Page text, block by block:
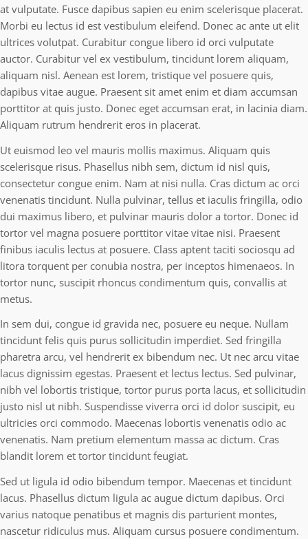
at vulputate. Fusce dapibus sapien eu enim scelerisque placerat.
Morbi eu lectus id est vestibulum eleifend. Donec ac ante ut elit
ultrices volutpat. Curabitur congue libero id orci vulputate
auctor. Curabitur vel ex vestibulum, tincidunt lorem aliquam,
aliquam nisl. Aenean est lorem, tristique vel posuere quis,
dapibus vitae augue. Praesent sit amet enim et diam accumsan
porttitor at quis justo. Donec eget accumsan erat, in lacinia diam.
Aliquam rutrum hendrerit eros in placerat.
Ut euismod leo vel mauris mollis maximus. Aliquam quis
scelerisque risus. Phasellus nibh sem, dictum id nisl quis,
consectetur congue enim. Nam at nisi nulla. Cras dictum ac orci
venenatis tincidunt. Nulla pulvinar, tellus et iaculis fringilla, odio
dui maximus libero, et pulvinar mauris dolor a tortor. Donec id
tortor vel magna posuere porttitor vitae vitae nisi. Praesent
finibus iaculis lectus at posuere. Class aptent taciti sociosqu ad
litora torquent per conubia nostra, per inceptos himenaeos. In
tortor nunc, suscipit rhoncus condimentum quis, convallis at
metus.
In sem dui, congue id gravida nec, posuere eu neque. Nullam
tincidunt felis quis purus sollicitudin imperdiet. Sed fringilla
pharetra arcu, vel hendrerit ex bibendum nec. Ut nec arcu vitae
lacus dignissim egestas. Praesent et lectus lectus. Sed pulvinar,
nibh vel lobortis tristique, tortor purus porta lacus, et sollicitudin
justo nisl ut nibh. Suspendisse viverra orci id dolor suscipit, eu
ultricies orci commodo. Maecenas lobortis venenatis odio ac
venenatis. Nam pretium elementum massa ac dictum. Cras
blandit lorem et tortor tincidunt feugiat.
Sed ut ligula id odio bibendum tempor. Maecenas et tincidunt
lacus. Phasellus dictum ligula ac augue dictum dapibus. Orci
varius natoque penatibus et magnis dis parturient montes,
nascetur ridiculus mus. Aliquam cursus posuere condimentum.